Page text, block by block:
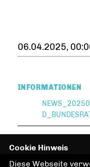
06.04.2025,
INFORMATIONEN
Cookie Hinweis
Diese Webseite